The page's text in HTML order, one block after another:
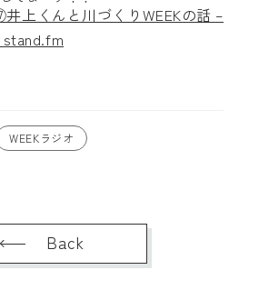
上くんと川づくりWEEKの話 –
stand.fm
WEEKラジオ
Back